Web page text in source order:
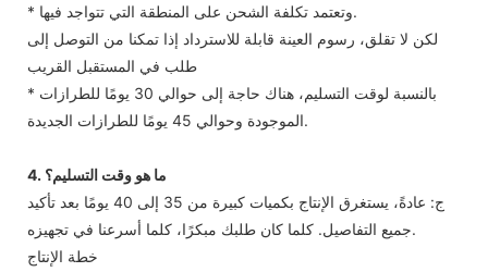
* وتعتمد تكلفة الشحن على المنطقة التي تتواجد فيها.
لكن لا تقلق، رسوم العينة قابلة للاسترداد إذا تمكنا من التوصل إلى
طلب في المستقبل القريب
* بالنسبة لوقت التسليم، هناك حاجة إلى حوالي 30 يومًا للطرازات
الموجودة وحوالي 45 يومًا للطرازات الجديدة.
4. ما هو وقت التسليم؟
ج: عادةً، يستغرق الإنتاج بكميات كبيرة من 35 إلى 40 يومًا بعد تأكيد
جميع التفاصيل. كلما كان طلبك مبكرًا، كلما أسرعنا في تجهيزه.
خطة الإنتاج